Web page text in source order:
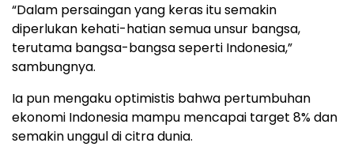
“Dalam persaingan yang keras itu semakin
diperlukan kehati-hatian semua unsur bangsa,
terutama bangsa-bangsa seperti Indonesia,”
sambungnya.
Ia pun mengaku optimistis bahwa pertumbuhan
ekonomi Indonesia mampu mencapai target 8% dan
semakin unggul di citra dunia.